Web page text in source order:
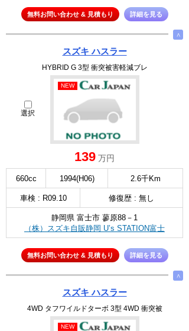
無料お問い合わせ & 見積もり 詳細を見る
∧
スズキ ハスラー
HYBRID G 3型 衝突被害軽減ブレ
選択
NEW
139 万円
660cc 1994(H06) 2.6千Km
車検 : R09.10 修復歴 : 無し
静岡県 富士市 蓼原88－1
（株）スズキ自販静岡 U’s STATION富士
無料お問い合わせ & 見積もり 詳細を見る
∧
スズキ ハスラー
4WD タフワイルドターボ 3型 4WD 衝突被
NEW